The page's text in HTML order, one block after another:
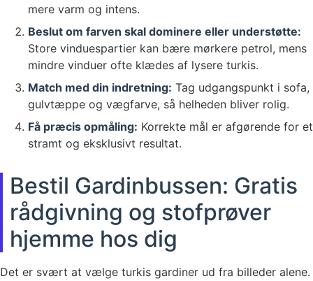
mere varm og intens.
Beslut om farven skal dominere eller understøtte:
Store vinduespartier kan bære mørkere petrol, mens
mindre vinduer ofte klædes af lysere turkis.
Match med din indretning: Tag udgangspunkt i sofa,
gulvtæppe og vægfarve, så helheden bliver rolig.
Få præcis opmåling: Korrekte mål er afgørende for et
stramt og eksklusivt resultat.
Bestil Gardinbussen: Gratis
rådgivning og stofprøver
hjemme hos dig
Det er svært at vælge turkis gardiner ud fra billeder alene.